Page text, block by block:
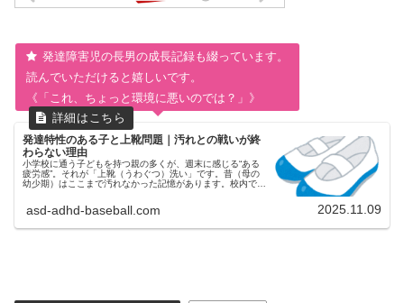
発達障害児の長男の成長記録も綴っています。
読んでいただけると嬉しいです。
《「これ、ちょっと環境に悪いのでは？」》
発達特性のある子と上靴問題｜汚れとの戦いが終
わらない理由
小学校に通う子どもを持つ親の多くが、週末に感じる“ある
疲労感”。それが「上靴（うわぐつ）洗い」です。昔（母の
幼少期）はここまで汚れなかった記憶があります。校内では
asd-adhd-baseball.com 2025.11.09